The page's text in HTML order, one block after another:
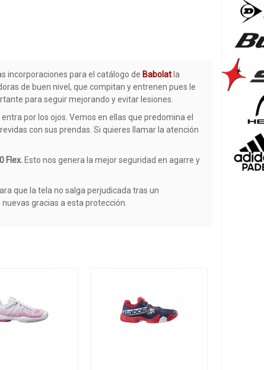
incorporaciones para el catálogo deBabolatla
de buen nivel, que compitan y entrenen pues le
para seguir mejorando y evitar lesiones.
entra por los ojos. Vemos en ellas que predomina el
con sus prendas. Si quieres llamar la atención
Flex.Esto nos genera la mejor seguridad en agarre y
que la tela no salga perjudicada tras un
gracias a esta protección.